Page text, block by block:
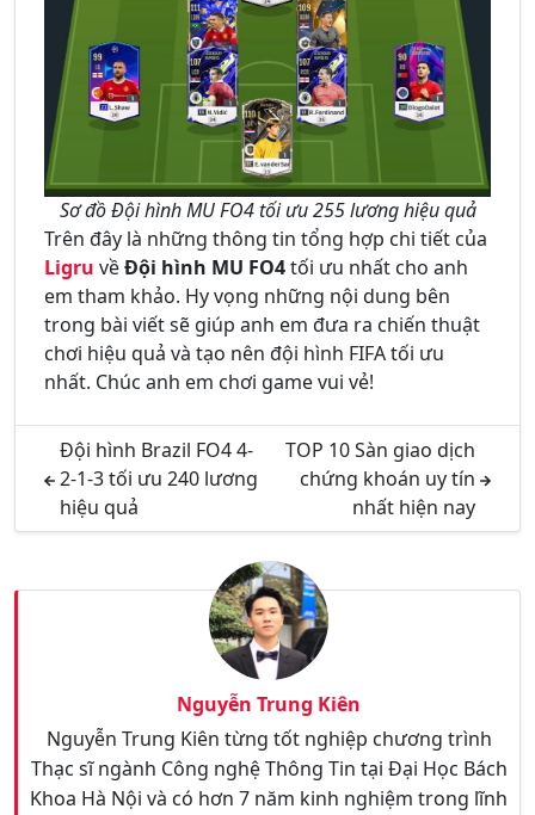
Sơ đồ Đội hình MU FO4 tối ưu 255 lương hiệu quả
Trên đây là những thông tin tổng hợp chi tiết của
Ligru vềĐội hình MU FO4tối ưu nhất cho anh
em tham khảo. Hy vọng những nội dung bên
trong bài viết sẽ giúp anh em đưa ra chiến thuật
chơi hiệu quả và tạo nên đội hình FIFA tối ưu
nhất. Chúc anh em chơi game vui vẻ!
Đội hình Brazil FO4 4-
2-1-3 tối ưu 240 lương
hiệu quả
TOP 10 Sàn giao dịch
chứng khoán uy tín
nhất hiện nay
Nguyễn Trung Kiên
Nguyễn Trung Kiên từng tốt nghiệp chương trình
Thạc sĩ ngành Công nghệ Thông Tin tại Đại Học Bách
Khoa Hà Nội và có hơn 7 năm kinh nghiệm trong lĩnh